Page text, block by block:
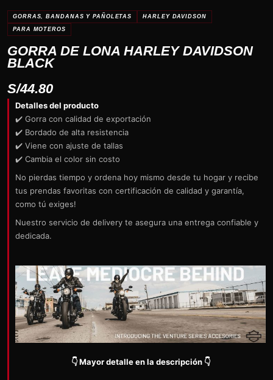
GORRAS, BANDANAS Y PAÑOLETAS HARLEY DAVIDSON
PARA MOTEROS
GORRA DE LONA HARLEY DAVIDSON
BLACK
S/44.80
Detalles del producto
✔️ Gorra con calidad de exportación
✔️ Bordado de alta resistencia
✔️ Viene con ajuste de tallas
✔️ Cambia el color sin costo
No pierdas tiempo y ordena hoy mismo desde tu hogar y recibe
tus prendas favoritas con certificación de calidad y garantía,
como tú exiges!
Nuestro servicio de delivery te asegura una entrega confiable y
dedicada.
👇 Mayor detalle en la descripción 👇